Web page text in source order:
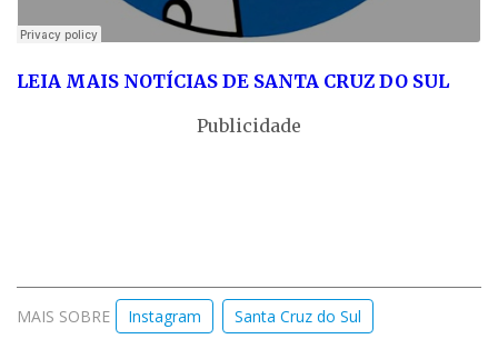
LEIA MAIS NOTÍCIAS DE SANTA CRUZ DO SUL
Publicidade
MAIS SOBRE Instagram Santa Cruz do Sul